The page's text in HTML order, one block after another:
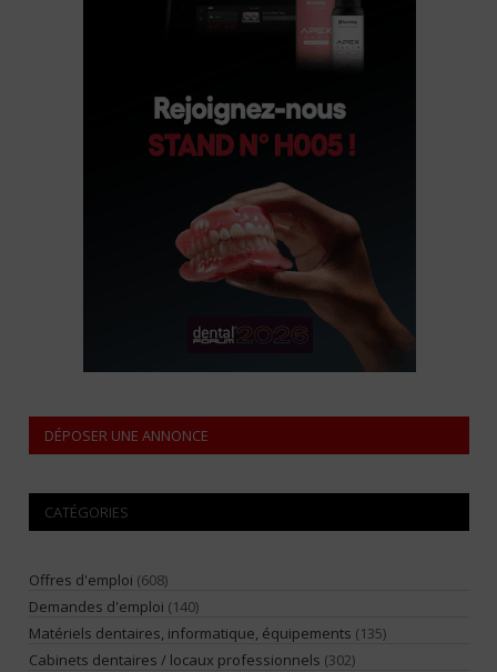
DÉPOSER UNE ANNONCE
CATÉGORIES
Offres d'emploi (608)
Demandes d'emploi (140)
Matériels dentaires, informatique, équipements (135)
Cabinets dentaires / locaux professionnels (302)